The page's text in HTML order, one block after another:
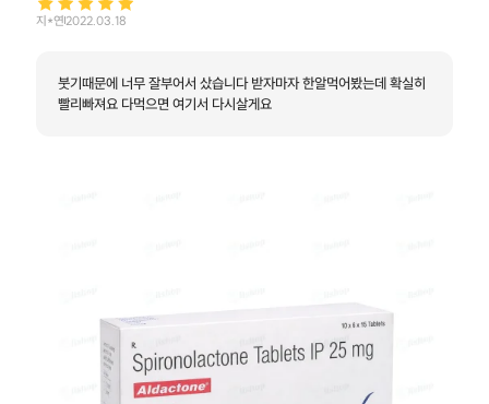
지*연2022.03.18
붓기때문에 너무 잘부어서 샀습니다 받자마자 한알먹어봤는데 확실히
빨리빠져요 다먹으면 여기서 다시살게요